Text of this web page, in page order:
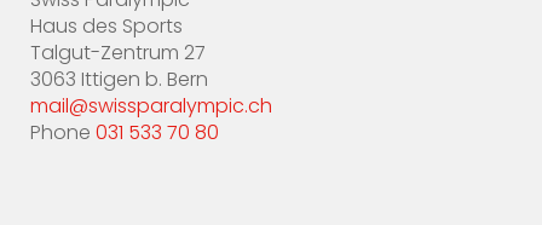
Haus des Sports
Talgut-Zentrum 27
3063 Ittigen b. Bern
mail@swissparalympic.ch
Phone 031 533 70 80